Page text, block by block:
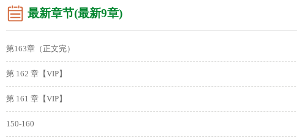
最新章节(最新9章)
第163章（正文完）
第 162 章【VIP】
第 161 章【VIP】
150-160